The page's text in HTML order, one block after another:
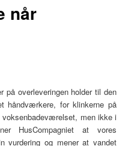
når
på overleveringen holder til den
håndværkere, for klinkerne på
men ikke i
HusCompagniet at vores
vurdering og mener at vandet